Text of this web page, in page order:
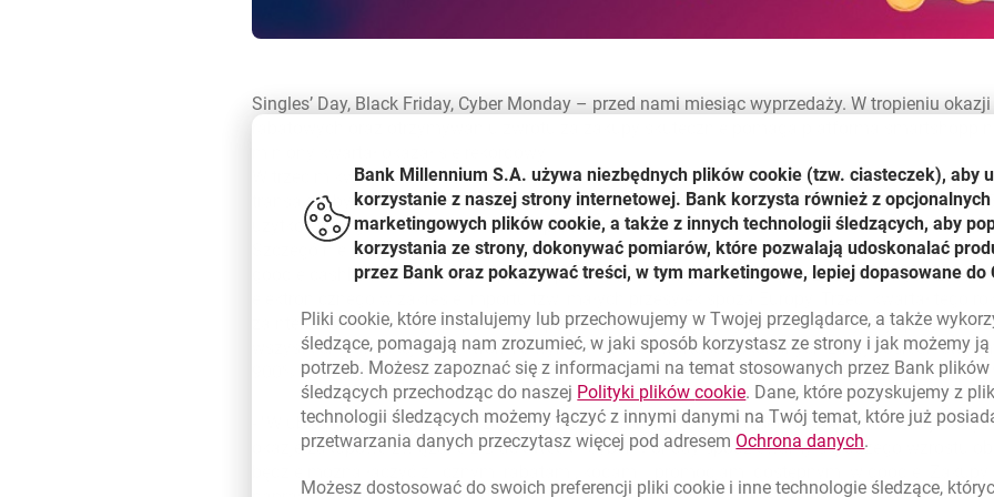
Singles’ Day, Black Friday, Cyber Monday – przed nami miesiąc wyprzedaży. W tropieniu
W trzecim kwartale 2021 r. goodie ponownie odnotowało bardzo duże zainteresowanie
transakcji była najwyższa od początku funkcjonowania usługi i wyniosła ponad 140 mln zł.
użytkownicy goodie cashback zrobili prawie 1 mln transakcji, a na ich kontach naliczono
Szczególnie istotnym miesiącem w zakresie wartości transakcji był wrzesień, będąc
goodie cashback. Wyników nie przystopowało nawet wejście od 1 lipca 2021 r. nowych zasad
zainteresowanie innego popularnego produktu goodie – eKarty podarunkowej. Jej sprzedaż
wszystkich transakcji na platformie wyniósł 769% a wartość dokonanych za jej pośrednictwem
900% w stosunku do roku 2019.
W ubiegłym roku w listopadzie na naszej platformie dokonano setek tysięcy transakcji. W
okazje zakupowe związane z Black Week i Cyber Monday spodziewamy się dużego wzrostu
Bank Millennium S.A. używa niezbędnych plikówcookie (tzw. ciasteczek), aby
korzystanie z naszej strony internetowej. Bank korzysta również z
marketingowych plików cookie, a także z innych technologii śledzących, aby
korzystania ze strony, dokonywać pomiarów, które pozwalają udoskonalać
przez Bank oraz pokazywać treści, w tym marketingowe, lepiej dopasowane do
Plikicookie, które instalujemy lub przechowujemy w Twojej przeglądarce, a także
śledzące, pomagają nam zrozumieć, w jaki sposób korzystasz ze strony i jak możemy
potrzeb. Możesz zapoznać się z informacjami na temat stosowanych przez Bank plików
śledzących przechodząc do naszej Polityki plikówcookielink otwiera się w nowym oknie
. Dane, które pozyskujemy z
technologii śledzących możemy łączyć z innymi danymi na Twój temat, które już
przetwarzania danych przeczytasz więcej pod adresem Ochrona danych.
Możesz dostosować do swoich preferencji plikicookie i inne technologie śledzące,